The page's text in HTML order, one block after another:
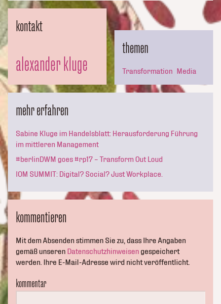
kontakt
alexander kluge
themen
Transformation Media
mehr erfahren
Sabine Kluge im Handelsblatt: Herausforderung Führung
im mittleren Management
#berlinDWM goes #rp17 – Transform Out Loud
IOM SUMMIT: Digital? Social? Just Workplace.
kommentieren
Mit dem Absenden stimmen Sie zu, dass Ihre Angaben
gemäß unseren Datenschutzhinweisen gespeichert
werden. Ihre E-Mail-Adresse wird nicht veröffentlicht.
kommentar